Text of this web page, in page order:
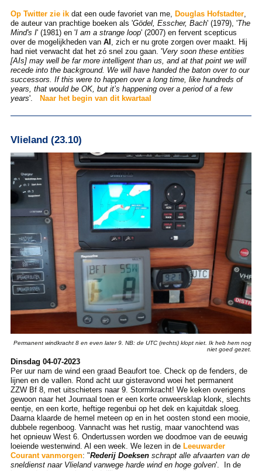
Op Twitter zie ikdat een oude favoriet van me, Douglas Hofstadter,
de auteur van prachtige boeken als 'Gödel, Esscher, Bach' (1979), 'The
Mind's I' (1981) en 'I am a strange loop' (2007) en fervent scepticus
over de mogelijkheden van AI
, zich er nu grote zorgen over maakt. Hij
had niet verwacht dat het zó snel zou gaan. 'Very soon these entities
[AIs] may well be far more intelligent than us, and at that point we will
recede into the background. We will have handed the baton over to our
successors. If this were to happen over a long time, like hundreds of
years, that would be OK, but it’s happening over a period of a few
years'. Naar het begin van dit kwartaal
Vlieland (23.10)
Permanent windkracht 8 en even later 9. NB: de UTC (rechts) klopt niet. Ik heb hem nog
niet goed gezet.
Dinsdag 04-07-2023
Per uur nam de wind een graad Beaufort toe. Check op de fenders, de
lijnen en de vallen. Rond acht uur gisteravond woei het permanent
ZZW Bf 8, met uitschieters naar 9. Stormkracht! We keken overigens
gewoon naar het Journaal toen er een korte onweersklap klonk, slechts
eentje, en een korte, heftige regenbui op het dek en kajuitdak sloeg.
Daarna klaarde de hemel meteen op en in het oosten stond een mooie,
dubbele regenboog. Vannacht was het rustig, maar vanochtend was
het opnieuw West 6. Ondertussen worden we doodmoe van de eeuwig
loeiende westenwind. Al een week. We lezen in de Leeuwarder
Courant vanmorgen: "Rederij Doeksenschrapt alle afvaarten van de
sneldienst naar Vlieland vanwege harde wind en hoge golven'. In de